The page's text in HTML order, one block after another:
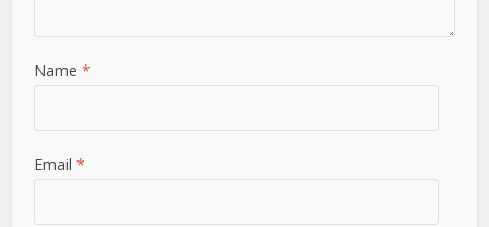
Name*
Email*